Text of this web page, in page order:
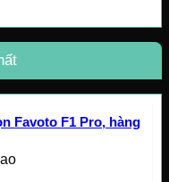
Favoto F1 Pro, hàng